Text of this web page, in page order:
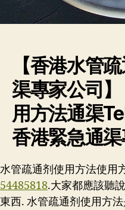
【香港水管
渠專家公司
用方法通渠
香港緊急通
水管疏通剂使用方法使用
54485818.大家都應該聽
東西. 水管疏通剂使用方